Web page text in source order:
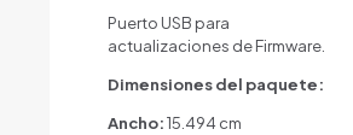
Puerto USB para
actualizaciones de Firmware.
Dimensiones del paquete:
Ancho:15.494 cm